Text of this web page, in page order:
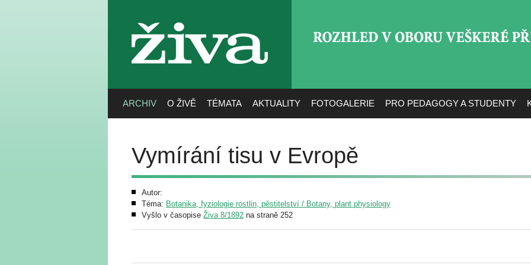
živa
ARCHIV O ŽIVĚ TÉMATA AKTUALITY FOTOGALERIE PRO PEDAGOGY A STUDENTY
Vymírání tisu v Evropě
Autor:
Téma: Botanika, fyziologie rostlin, pěstitelství / Botany, plant physiology
Vyšlo v časopise Živa 8/1892 na straně 252